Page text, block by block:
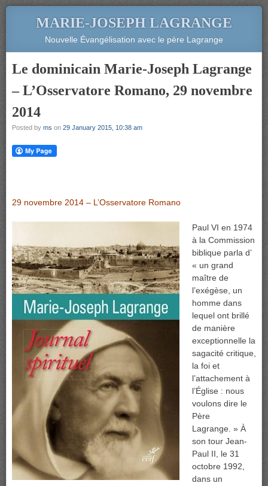
MARIE-JOSEPH LAGRANGE
Nouvelle Évangélisation avec le père Lagrange
Le dominicain Marie-Joseph Lagrange
– L’Osservatore Romano, 29 novembre
2014
Posted by ms on 29 January 2015, 10:38 am
29 novembre 2014 – L’Osservatore Romano
Paul VI en 1974
à la Commission
biblique parla d’
« un grand
maître de
l’exégèse, un
homme dans
lequel ont brillé
de manière
exceptionnelle la
sagacité critique,
la foi et
l’attachement à
l’Église : nous
voulons dire le
Père
Lagrange. » À
son tour Jean-
Paul II, le 31
octobre 1992,
dans un